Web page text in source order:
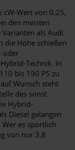
cW-Wert von 0,25,
den meisten
als Audi
die Höhe schießen
oder
Technik. In
bis 190 PS zu
Wunsch steht
des sonst
Hybrid-
Diesel gelangen
Wer es sportlich
von nur 3,8